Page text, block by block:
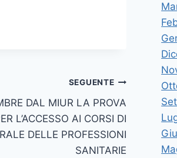
SEGUENTE
DAL MIUR LA PROVA
L’ACCESSO AI CORSI DI
DELLE PROFESSIONI
SANITARIE